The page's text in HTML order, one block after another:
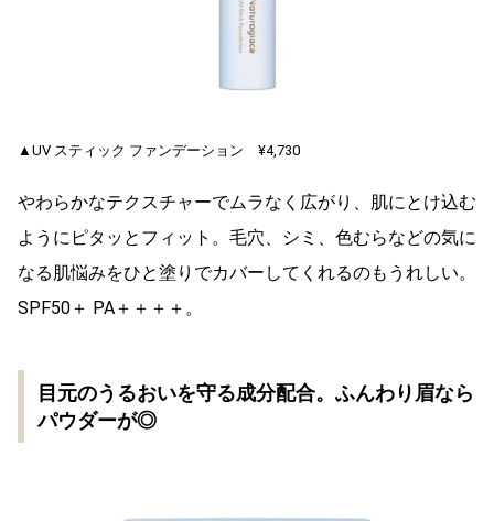
▲UV スティック ファンデーション ¥4,730
やわらかなテクスチャーでムラなく広がり、肌にとけ込む
ようにピタッとフィット。毛穴、シミ、色むらなどの気に
なる肌悩みをひと塗りでカバーしてくれるのもうれしい。
SPF50＋ PA＋＋＋＋。
目元のうるおいを守る成分配合。ふんわり眉なら
パウダーが◎